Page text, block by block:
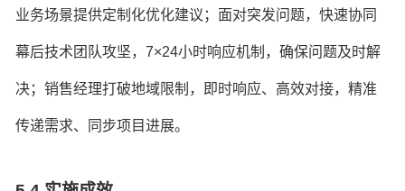
业务场景提供定制化优化建议；面对突发问题，快速协同
幕后技术团队攻坚，7×24小时响应机制，确保问题及时解
决；销售经理打破地域限制，即时响应、高效对接，精准
传递需求、同步项目进展。